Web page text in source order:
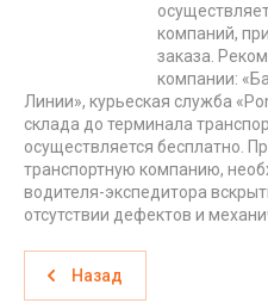
компаний,
заказа.
компании:
Линии», курьеская служба
склада до терминала
осуществляется бесплатно.
транспортную компанию,
водителя-экспедитора
отсутствии дефектов и
Назад